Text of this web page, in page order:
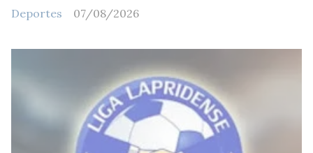
Deportes 07/08/2026